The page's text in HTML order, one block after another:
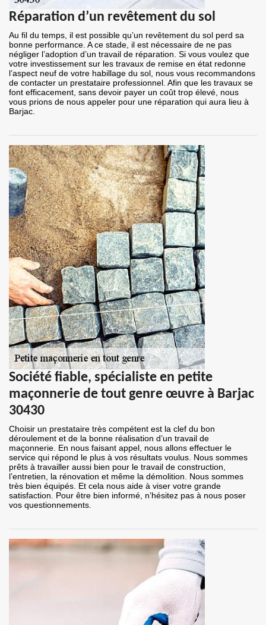
Réparation d’un revêtement du sol
Au fil du temps, il est possible qu’un revêtement du sol perd sa
bonne performance. A ce stade, il est nécessaire de ne pas
négliger l’adoption d’un travail de réparation. Si vous voulez que
votre investissement sur les travaux de remise en état redonne
l’aspect neuf de votre habillage du sol, nous vous recommandons
de contacter un prestataire professionnel. Afin que les travaux se
font efficacement, sans devoir payer un coût trop élevé, nous
vous prions de nous appeler pour une réparation qui aura lieu à
Barjac.
Société fiable, spécialiste en petite
maçonnerie de tout genre œuvre à Barjac
30430
Choisir un prestataire très compétent est la clef du bon
déroulement et de la bonne réalisation d’un travail de
maçonnerie. En nous faisant appel, nous allons effectuer le
service qui répond le plus à vos résultats voulus. Nous sommes
prêts à travailler aussi bien pour le travail de construction,
l’entretien, la rénovation et même la démolition. Nous sommes
très bien équipés. Et cela nous aide à viser votre grande
satisfaction. Pour être bien informé, n’hésitez pas à nous poser
vos questionnements.